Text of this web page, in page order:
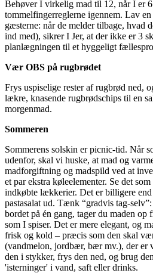
Behøver I virkelig mad til 12, når I er
tommelfingerreglerne igennem. Lav
gæsterne: når de melder tilbage, hvad
ind med), sikrer I Jer, at der ikke er 3
planlægningen til et hyggeligt
Vær OBS på rugbrødet
Frys uspiselige rester af rugbrød ned,
lækre, knasende rugbrødschips til en
morgenmad.
Sommeren
Sommerens solskin er picnic-tid. Når
udenfor, skal vi huske, at mad og
madforgiftning og madspild ved at
et par ekstra køleelementer. Se det
indkøbte lækkerier. Det er billigere end
pastasalat ud. Tænk “gradvis tag-
bordet på én gang, tager du maden op
som I spiser. Det er mere elegant, og
frisk og kold – præcis som den skal
(vandmelon, jordbær, bær mv.), der er
den i stykker, frys den ned, og brug
'isterninger' i vand, saft eller drinks.